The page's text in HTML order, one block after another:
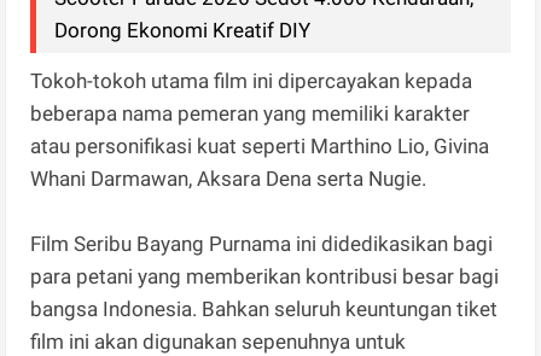
Dorong Ekonomi Kreatif DIY
Tokoh-tokoh utama film ini dipercayakan kepada
beberapa nama pemeran yang memiliki karakter
atau personifikasi kuat seperti Marthino Lio, Givina
Whani Darmawan, Aksara Dena serta Nugie.
Film Seribu Bayang Purnama ini didedikasikan bagi
para petani yang memberikan kontribusi besar bagi
bangsa Indonesia. Bahkan seluruh keuntungan tiket
film ini akan digunakan sepenuhnya untuk